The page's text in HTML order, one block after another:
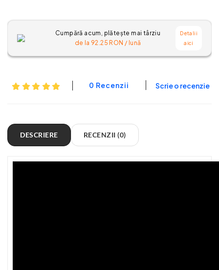
Cumpără acum, plătește mai târziu
de la 92.25 RON / lună
Detalii
aici
0 Recenzii Scrie o recenzie
DESCRIERE RECENZII (0)